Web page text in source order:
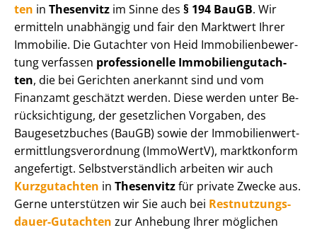
ten in Thesenvitz im Sinne des § 194 BauGB. Wir
ermitteln unabhängig und fair den Marktwert Ihrer
Immobilie. Die Gutachter von Heid Im­mo­bi­li­en­be­wer­
tung verfassen professionelle Im­mo­bi­li­en­gut­ach­
ten, die bei Gerichten anerkannt sind und vom
Finanzamt geschätzt werden. Diese werden unter Be­
rück­sich­ti­gung, der gesetzlichen Vorgaben, des
Baugesetzbuches (BauGB) sowie der Im­mo­bi­li­en­wert­
ermitt­lungs­ver­ord­nung (ImmoWertV), marktkonform
angefertigt. Selbst­ver­ständ­lich arbeiten wir auch
Kurzgutachten in Thesenvitzfür private Zwecke aus.
Gerne unterstützen wir Sie auch bei Rest­nut­zungs­
dau­er-Gutachten zur Anhebung Ihrer möglichen